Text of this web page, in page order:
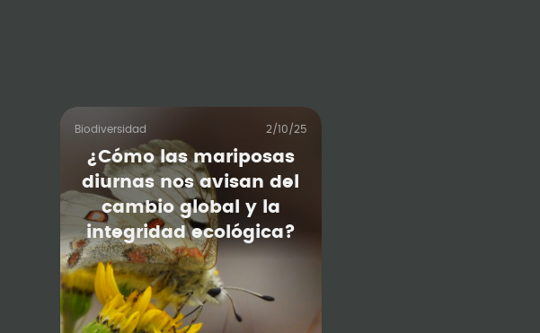
Biodiversidad 2/10/25
¿Cómo las mariposas
diurnas nos avisan del
cambio global y la
integridad ecológica?